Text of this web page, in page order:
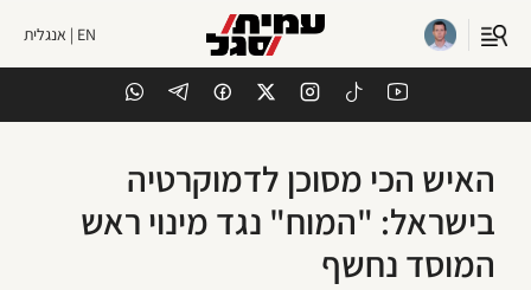
EN | אנגלית
האיש הכי מסוכן לדמוקרטיה
בישראל: "המוח" נגד מינוי ראש
המוסד נחשף